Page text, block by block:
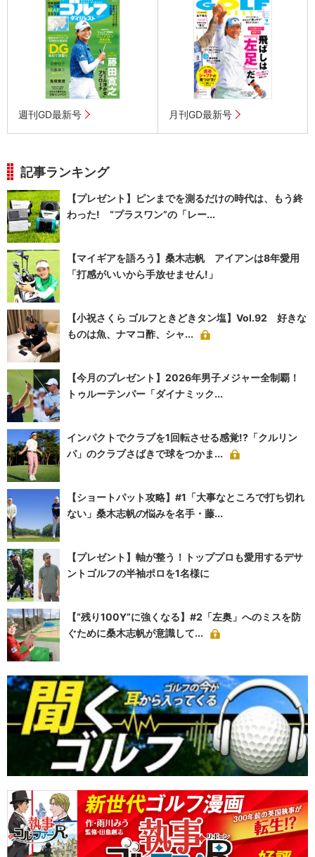
週刊GD最新号 月刊GD最新号
記事ランキング
【プレゼント】ピンまでを測るだけの時代は、もう終
わった! “プラスワン”の「レー...
【マイギアを語ろう】桑木志帆 アイアンは8年愛用
「打感がいいから手放せません!」
【小祝さくら ゴルフときどきタン塩】Vol.92 好きな
ものは魚、ナマコ酢、シャ...
【今月のプレゼント】2026年男子メジャー全制覇！
トゥルーテンパー「ダイナミック...
インパクトでクラブを1回転させる感覚!?「クルリン
パ」のクラブさばきで球をつかま...
【ショートパット攻略】#1「大事なところで打ち切れ
ない」桑木志帆の悩みを名手・藤...
【プレゼント】軸が整う！トッププロも愛用するデサ
ントゴルフの半袖ポロを1名様に
【“残り100Y”に強くなる】#2「左奥」へのミスを防
ぐために桑木志帆が意識して...